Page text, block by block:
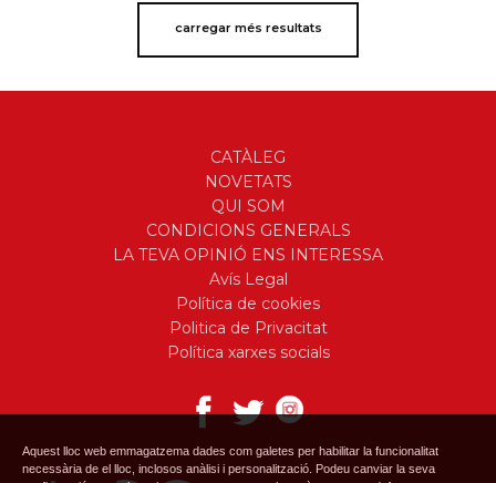
carregar més resultats
CATÀLEG
NOVETATS
QUI SOM
CONDICIONS GENERALS
LA TEVA OPINIÓ ENS INTERESSA
Avís Legal
Política de cookies
Politica de Privacitat
Política xarxes socials
Aquest lloc web emmagatzema dades com galetes per habilitar la funcionalitat
necessària de el lloc, inclosos anàlisi i personalització. Podeu canviar la seva